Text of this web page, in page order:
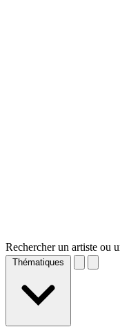
Rechercher un artiste ou
Thématiques